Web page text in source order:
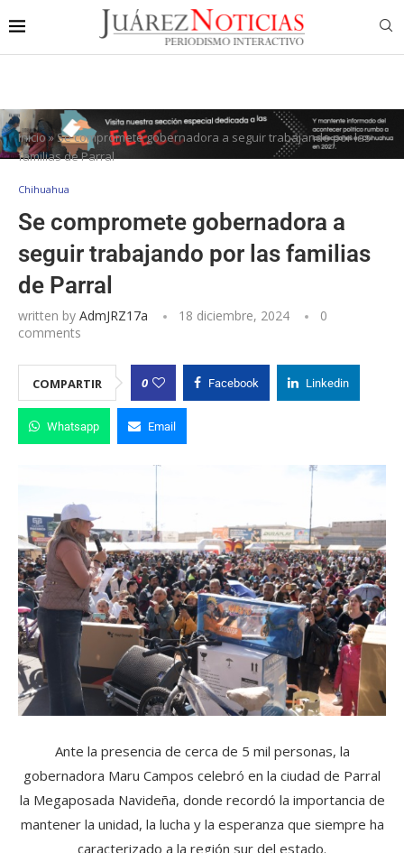
Inicio»Se compromete gobernadora a seguir trabajando por las
familias de Parral
Chihuahua
Se compromete gobernadora a
seguir trabajando por las familias
de Parral
written by AdmJRZ17a 18 diciembre, 2024
0
comments
COMPARTIR 0 Facebook Linkedin
Whatsapp Email
Ante la presencia de cerca de 5 mil personas, la
gobernadora Maru Campos celebró en la ciudad de Parral
la Megaposada Navideña, donde recordó la importancia de
mantener la unidad, la lucha y la esperanza que siempre ha
caracterizado a la región sur del estado.